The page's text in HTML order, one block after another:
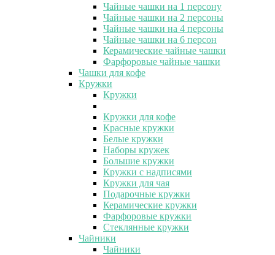
Чайные чашки на 1 персону
Чайные чашки на 2 персоны
Чайные чашки на 4 персоны
Чайные чашки на 6 персон
Керамические чайные чашки
Фарфоровые чайные чашки
Чашки для кофе
Кружки
Кружки
Кружки для кофе
Красные кружки
Белые кружки
Наборы кружек
Большие кружки
Кружки с надписями
Кружки для чая
Подарочные кружки
Керамические кружки
Фарфоровые кружки
Стеклянные кружки
Чайники
Чайники